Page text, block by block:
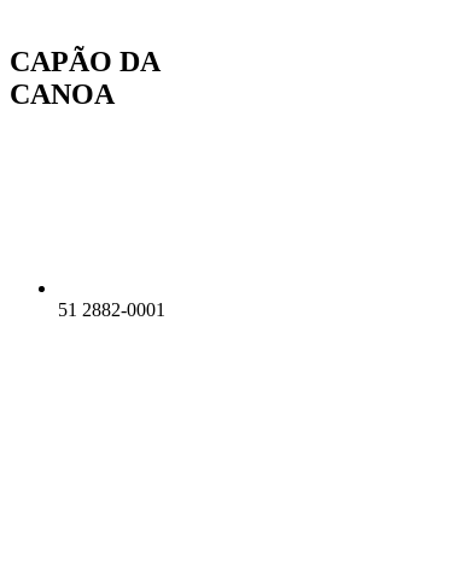
o
conteúdo
CAPÃO DA
CANOA
51 2882-0001